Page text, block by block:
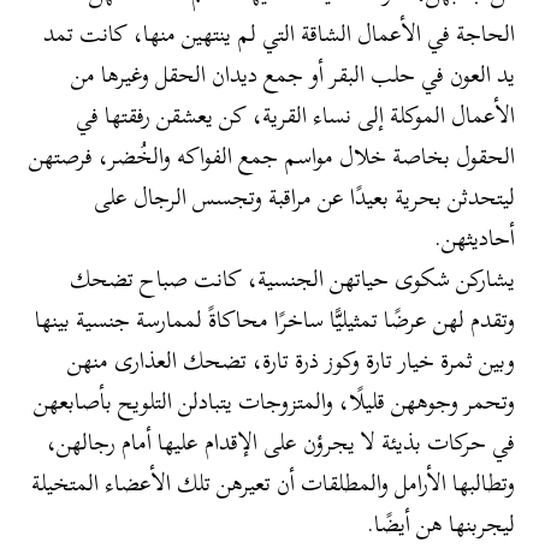
الحاجة في الأعمال الشاقة التي لم ينتهين منها، كانت تمد
يد العون في حلب البقر أو جمع ديدان الحقل وغيرها من
الأعمال الموكلة إلى نساء القرية، كن يعشقن رفقتها في
الحقول بخاصة خلال مواسم جمع الفواكه والخُضر، فرصتهن
ليتحدثن بحرية بعيدًا عن مراقبة وتجسس الرجال على
أحاديثهن.
يشاركن شكوى حياتهن الجنسية، كانت صباح تضحك
وتقدم لهن عرضًا تمثيليًّا ساخرًا محاكاةً لممارسة جنسية بينها
وبين ثمرة خيار تارة وكوز ذرة تارة، تضحك العذارى منهن
وتحمر وجوههن قليلًا، والمتزوجات يتبادلن التلويح بأصابعهن
في حركات بذيئة لا يجرؤن على الإقدام عليها أمام رجالهن،
وتطالبها الأرامل والمطلقات أن تعيرهن تلك الأعضاء المتخيلة
ليجربنها هن أيضًا.